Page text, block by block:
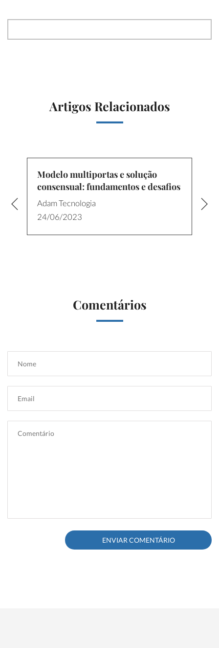
Artigos Relacionados
Modelo multiportas e solução
consensual: fundamentos e desafios
Adam Tecnologia
24/06/2023
Comentários